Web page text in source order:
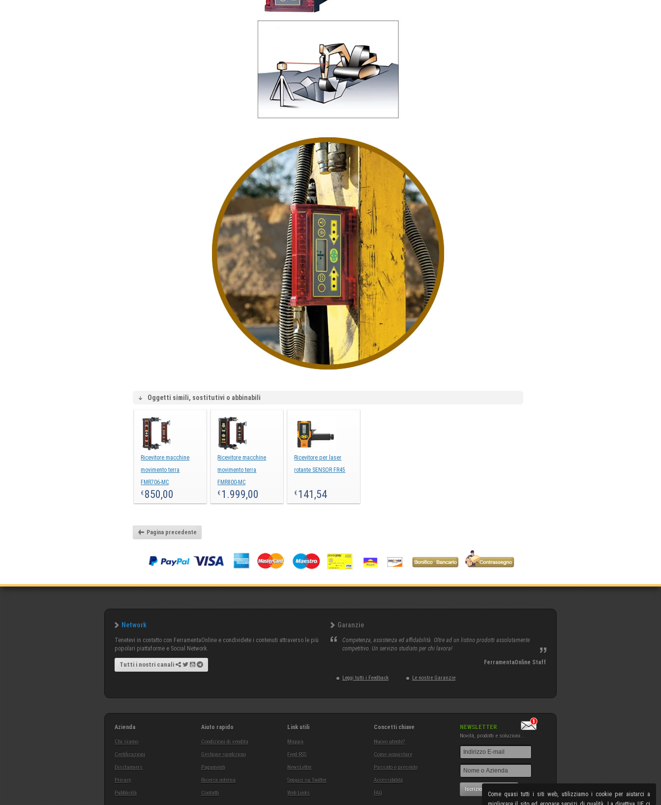
Come quasi tutti i siti web, utilizziamo i cookie per aiutarci a
Oggetti simili, sostitutivi o abbinabili
Ricevitore macchine
movimento terra
FMR706-MC
€ 850,00
Ricevitore macchine
movimento terra
FMR800-MC
€ 1.999,00
Ricevitore per laser
rotante SENSOR FR45
€ 141,54
Pagina precedente
Network
Tenetevi in contatto con FerramentaOnline e condividete i contenuti attraverso le più
popolari piattaforme e Social Network.
Tutti i nostri canali
Garanzie
Competenza, assistenza ed affidabilità. Oltre ad un listino prodotti assolutamente
competitivo. Un servizio studiato per chi lavora!
FerramentaOnline Staff
Leggi tutti i Feedback Le nostre Garanzie
Azienda
Chi siamo
Certificazioni
Disclaimers
Privacy
Pubblicità
Aiuto rapido
Condizioni di vendita
Gestione spedizioni
Pagamenti
Ricerca interna
Contatti
Link utili
Mappa
Feed RSS
NewsLetter
Seguici su Twitter
Web Links
Concetti chiave
Nuovo utente?
Come acquistare
Passato e presente
Accessibilità
FAQ
NEWSLETTER
Novità, prodotti e soluzioni...
Iscrizione NewsLetter